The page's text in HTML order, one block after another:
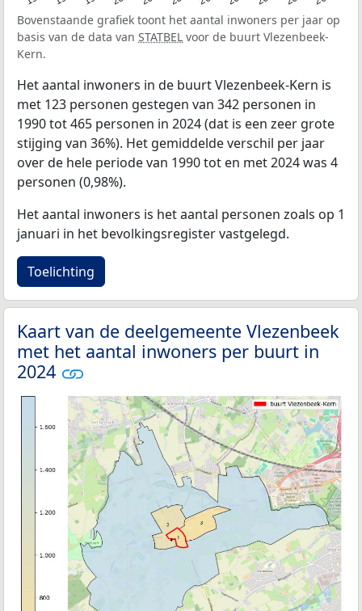
Bovenstaande grafiek toont het aantal inwoners per jaar op
basis van de data van STATBEL voor de buurt Vlezenbeek-
Kern.
Het aantal inwoners in de buurt Vlezenbeek-Kern is
met 123 personen gestegen van 342 personen in
1990 tot 465 personen in 2024 (dat is een zeer grote
stijging van 36%). Het gemiddelde verschil per jaar
over de hele periode van 1990 tot en met 2024 was 4
personen (0,98%).
Het aantal inwoners is het aantal personen zoals op 1
januari in het bevolkingsregister vastgelegd.
Toelichting
Kaart van de deelgemeente Vlezenbeek
met het aantal inwoners per buurt in
2024